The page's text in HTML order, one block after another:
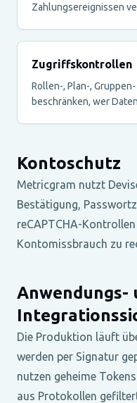
Zahlungsereignissen
Zugriffskontrollen
Rollen-, Plan-,
beschränken, wer
Kontoschutz
Metricgram nutzt
Bestätigung,
reCAPTCHA-
Kontomissbrauch zu
Anwendungs-
Die Produktion läuft
werden per Signatur
nutzen geheime
aus Protokollen